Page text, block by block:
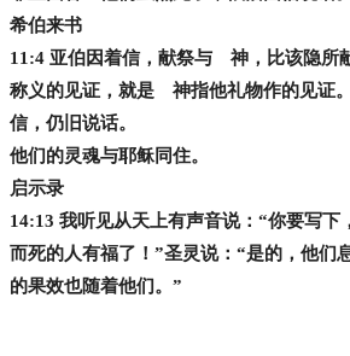
希伯来书
11:4 亚伯因着信，献祭与 神，比该隐所
称义的见证，就是 神指他礼物作的见证
信，仍旧说话。
他们的灵魂与耶稣同住。
启示录
14:13 我听见从天上有声音说：“你要写下
而死的人有福了！”圣灵说：“是的，他们
的果效也随着他们。”